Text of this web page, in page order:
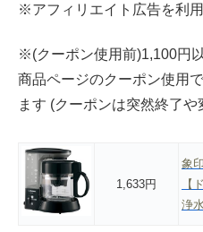
※アフィリエイト広告を利
※(クーポン使用前)1,100円
商品ページのクーポン使用
ます (クーポンは突然終了
1,633円
象
【
浄